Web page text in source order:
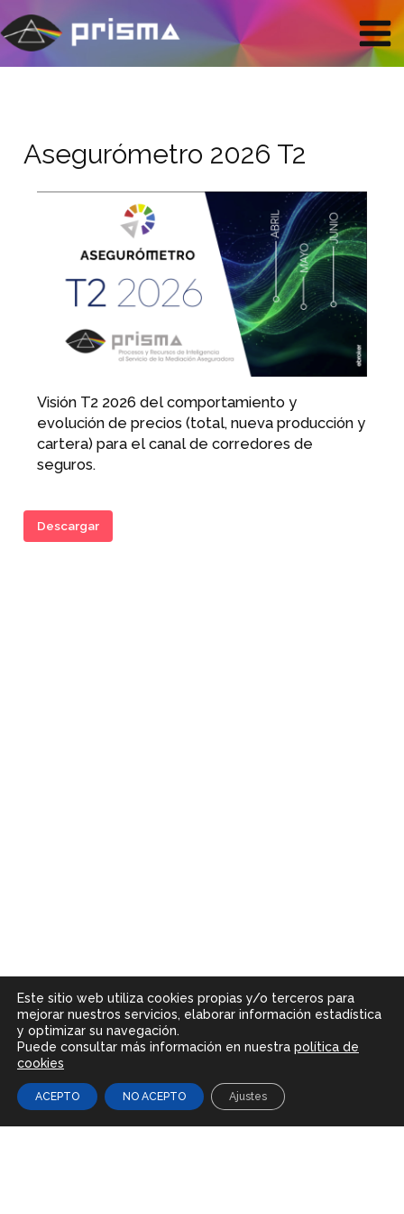
al
contenido
Main
Asegurómetro 2026 T2
Visión T2 2026 del comportamiento y
evolución de precios (total, nueva producción y
cartera) para el canal de corredores de
seguros.
Descargar
Este sitio web utiliza cookies propias y/o terceros para
mejorar nuestros servicios, elaborar información estadística
y optimizar su navegación.
Puede consultar más información en nuestra política de
cookies
ACEPTO NO ACEPTO Ajustes